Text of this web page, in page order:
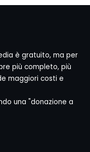
è gratuito, ma per
più completo, più
maggiori costi e
una "donazione a